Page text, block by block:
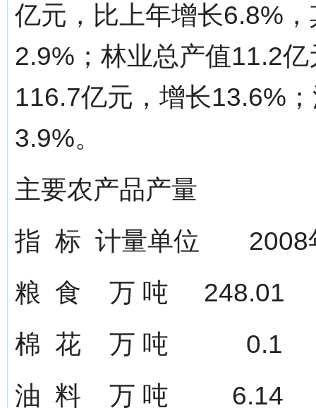
亿元，比上年增长6.8%
2.9%；林业总产值11.2
116.7亿元，增长13.6%
3.9%。
主要农产品产量
指 标 计量单位
粮 食 万 吨
棉 花 万 吨
油 料 万 吨